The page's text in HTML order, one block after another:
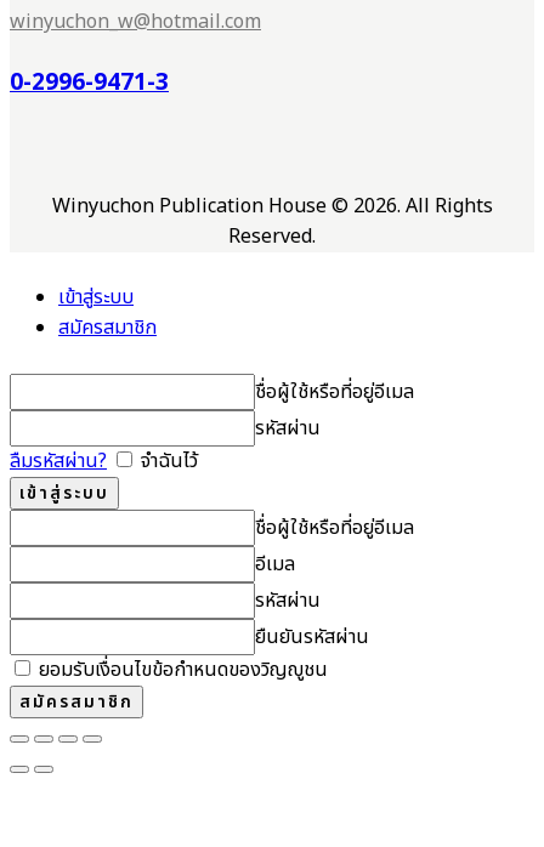
winyuchon_w@hotmail.com
0-2996-9471-3
Winyuchon Publication House © 2026. All Rights
Reserved.
เข้าสู่ระบบ
สมัครสมาชิก
ชื่อผู้ใช้หรือที่อยู่อีเมล
รหัสผ่าน
ลืมรหัสผ่าน?
จำฉันไว้
ชื่อผู้ใช้หรือที่อยู่อีเมล
อีเมล
รหัสผ่าน
ยืนยันรหัสผ่าน
ยอมรับเงื่อนไขข้อกำหนดของวิญญูชน